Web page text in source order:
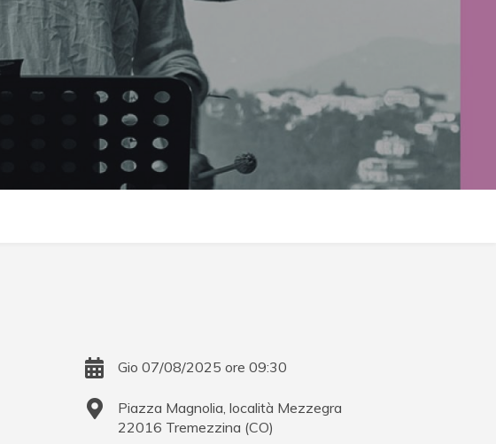
Gio 07/08/2025 ore 09:30
Piazza Magnolia, località Mezzegra
22016 Tremezzina (CO)